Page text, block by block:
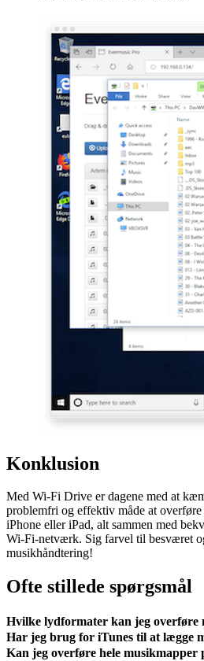
Konklusion
Med Wi-Fi Drive er dagene med at
problemfri og effektiv måde at
iPhone eller iPad, alt sammen med
Wi-Fi-netværk. Sig farvel til besværet
musikhåndtering!
Ofte stillede spørgsmål
Hvilke lydformater kan jeg overføre
Har jeg brug for iTunes til at lægge
Kan jeg overføre hele musikmapper